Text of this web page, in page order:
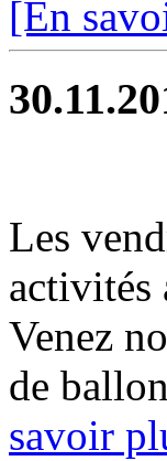
[En
Les
activités
Venez
de
savoir